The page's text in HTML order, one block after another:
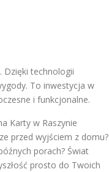
Dzięki technologii
To inwestycja w
i funkcjonalne.
Karty w Raszynie
przed wyjściem z domu?
porach? Świat
prosto do Twoich